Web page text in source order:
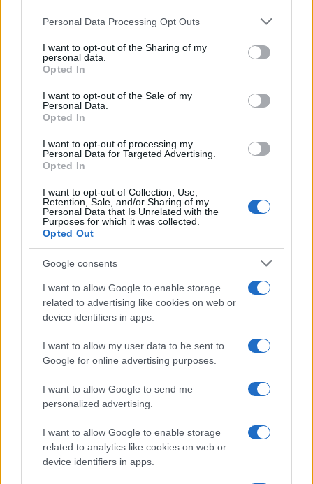
Please note that this website/app uses one or more Google
not limited to your visit or usage behaviour. You may click to
grant or deny consent to Google and its third-party tags to
use your data for below specified purposes in below Google
consent section.
Personal Data Processing Opt Outs
I want to opt-out of the Sharing of my
personal data.
Opted In
I want to opt-out of the Sale of my
Personal Data.
Opted In
I want to opt-out of processing my
Personal Data for Targeted Advertising.
Opted In
I want to opt-out of Collection, Use,
Retention, Sale, and/or Sharing of my
Personal Data that Is Unrelated with the
Purposes for which it was collected.
Opted Out
Google consents
I want to allow Google to enable storage
related to advertising like cookies on web or
device identifiers in apps.
I want to allow my user data to be sent to
Google for online advertising purposes.
I want to allow Google to send me
personalized advertising.
I want to allow Google to enable storage
related to analytics like cookies on web or
device identifiers in apps.
Continua a leggere
Magna Pars Milano: un’esperienza olfattiva unica in un
ex stabilimento di profumi
Matteo Pellegrino · 7 Ago 2026
LIFESTYLE